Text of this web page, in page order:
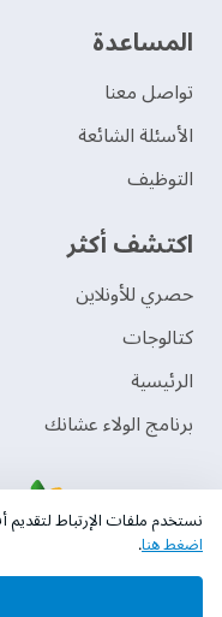
‫المساعدة‬
تواصل معنا
الأسئلة الشائعة
التوظيف
اكتشف أكثر
حصري للأونلاين
‫كتالوجات‬
الرئيسية
برنامج الولاء عشانك
نستخدم ملفات الإرتباط
اضغط هنا.